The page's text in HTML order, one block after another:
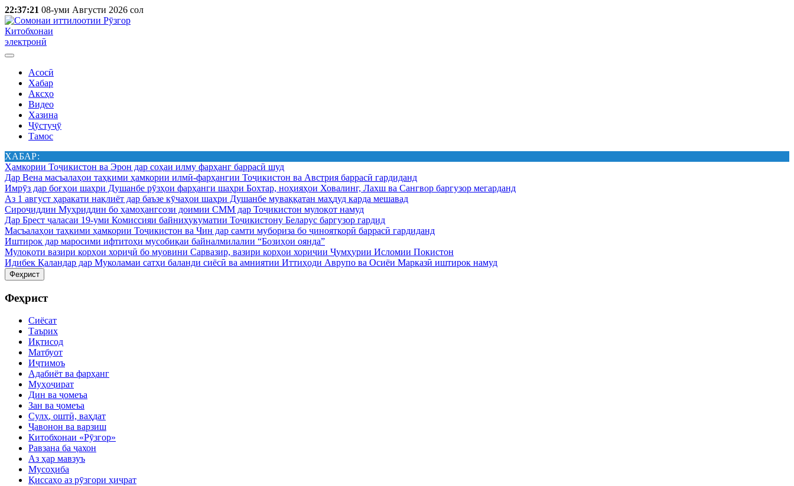
22:37:21 08-уми Августи 2026 сол
Китобхонаи
электронӣ
Асосӣ
Хабар
Аксҳо
Видео
Хазина
Ҷӯстуҷӯ
Тамос
ХАБАР:
Ҳамкории Тоҷикистон ва Эрон дар соҳаи илму фарҳанг баррасӣ шуд
Дар Вена масъалаҳои таҳкими ҳамкории илмӣ-фарҳангии Тоҷикистон ва Австрия баррасӣ гардиданд
Имрӯз дар боғҳои шаҳри Душанбе рӯзҳои фарҳанги шаҳри Бохтар, ноҳияҳои Ховалинг, Лахш ва Сангвор баргузор мегарданд
Аз 1 август ҳаракати нақлиёт дар баъзе кӯчаҳои шаҳри Душанбе муваққатан маҳдуд карда мешавад
Сироҷиддин Муҳриддин бо ҳамоҳангсози доимии СММ дар Тоҷикистон мулоқот намуд
Дар Брест ҷаласаи 19-уми Комиссияи байниҳукуматии Тоҷикистону Беларус баргузор гардид
Масъалаҳои таҳкими ҳамкории Тоҷикистон ва Чин дар самти мубориза бо ҷинояткорӣ баррасӣ гардиданд
Иштирок дар маросими ифтитоҳи мусобиқаи байналмилалии “Бозиҳои оянда”
Мулоқоти вазири корҳои хориҷӣ бо муовини Сарвазир, вазири корҳои хориҷии Ҷумҳурии Исломии Покистон
Идибек Қаландар дар Муколамаи сатҳи баланди сиёсӣ ва амниятии Иттиҳоди Аврупо ва Осиёи Марказӣ иштирок намуд
Феҳрист
Феҳрист
Сиёсат
Таърих
Иқтисод
Матбуот
Иҷтимоъ
Адабиёт ва фарҳанг
Муҳоҷират
Дин ва ҷомеъа
Зан ва ҷомеъа
Сулҳ, оштӣ, ваҳдат
Ҷавонон ва варзиш
Китобхонаи «Рӯзгор»
Равзана ба ҷахон
Аз ҳар мавзуъ
Мусоҳиба
Қиссаҳо аз рӯзгори ҳиҷрат